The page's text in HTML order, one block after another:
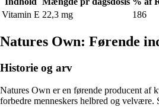
Vitamin E 22,3 mg 186
Natures Own: Førende
Historie og arv
Natures Own er en førende producent af
forbedre menneskers helbred og